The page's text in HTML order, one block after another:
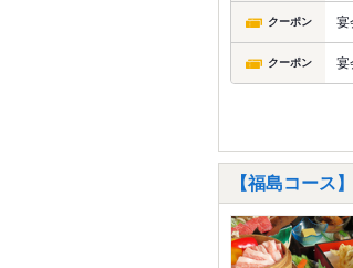
クーポン 宴
クーポン 宴
【福島コース